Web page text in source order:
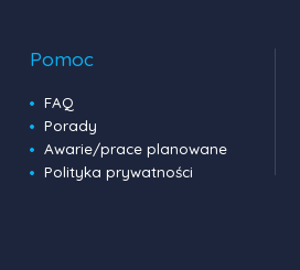
Pomoc
FAQ
Porady
Awarie/prace planowane
Polityka prywatności